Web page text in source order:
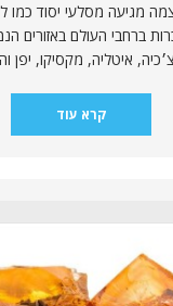
מגיעה מסלעי יסוד כמו
ברחבי העולם באזורים
צ׳כיה, איטליה, מקסיקו, יפן
קרא עוד